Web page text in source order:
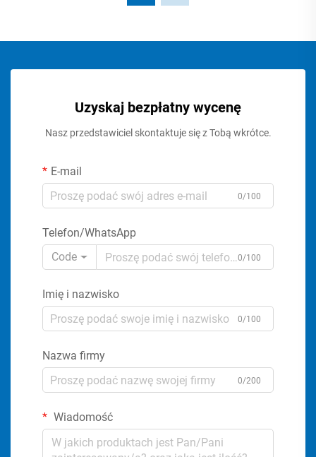
Uzyskaj bezpłatny wycenę
Nasz przedstawiciel skontaktuje się z Tobą wkrótce.
E-mail
0/100
Telefon/WhatsApp
Code
0/100
Imię i nazwisko
0/100
Nazwa firmy
0/200
Wiadomość